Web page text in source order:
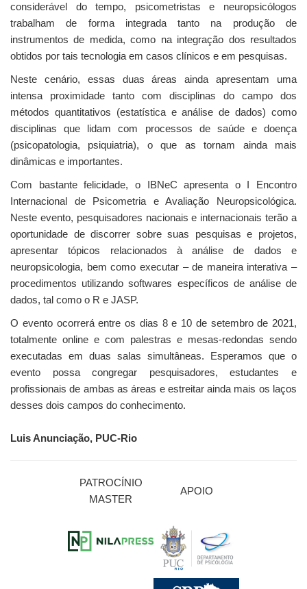
considerável do tempo, psicometristas e neuropsicólogos
trabalham de forma integrada tanto na produção de
instrumentos de medida, como na integração dos resultados
obtidos por tais tecnologia em casos clínicos e em pesquisas.
Neste cenário, essas duas áreas ainda apresentam uma
intensa proximidade tanto com disciplinas do campo dos
métodos quantitativos (estatística e análise de dados) como
disciplinas que lidam com processos de saúde e doença
(psicopatologia, psiquiatria), o que as tornam ainda mais
dinâmicas e importantes.
Com bastante felicidade, o IBNeC apresenta o I Encontro
Internacional de Psicometria e Avaliação Neuropsicológica.
Neste evento, pesquisadores nacionais e internacionais terão a
oportunidade de discorrer sobre suas pesquisas e projetos,
apresentar tópicos relacionados à análise de dados e
neuropsicologia, bem como executar – de maneira interativa –
procedimentos utilizando softwares específicos de análise de
dados, tal como o R e JASP.
O evento ocorrerá entre os dias 8 e 10 de setembro de 2021,
totalmente online e com palestras e mesas-redondas sendo
executadas em duas salas simultâneas. Esperamos que o
evento possa congregar pesquisadores, estudantes e
profissionais de ambas as áreas e estreitar ainda mais os laços
desses dois campos do conhecimento.
Luis Anunciação, PUC-Rio
PATROCÍNIO
MASTER
APOIO